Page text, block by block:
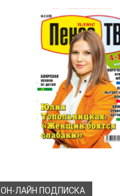
ОН-ЛАЙН ПОДПИСКА